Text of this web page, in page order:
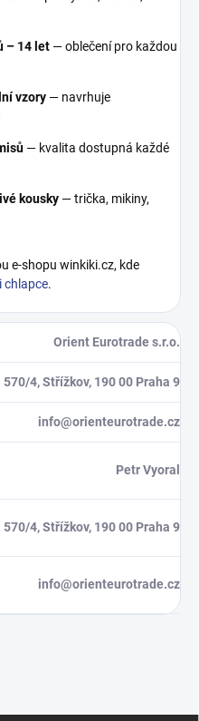
– 14 let — oblečení pro každou
vzory — navrhuje
— kvalita dostupná každé
kousky — trička, mikiny,
e-shopu winkiki.cz, kde
chlapce.
Orient Eurotrade s.r.o.
4, Střížkov, 190 00 Praha 9
info@orienteurotrade.cz
Petr Vyoral
4, Střížkov, 190 00 Praha 9
info@orienteurotrade.cz